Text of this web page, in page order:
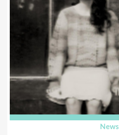
Un extrait
ici.
News